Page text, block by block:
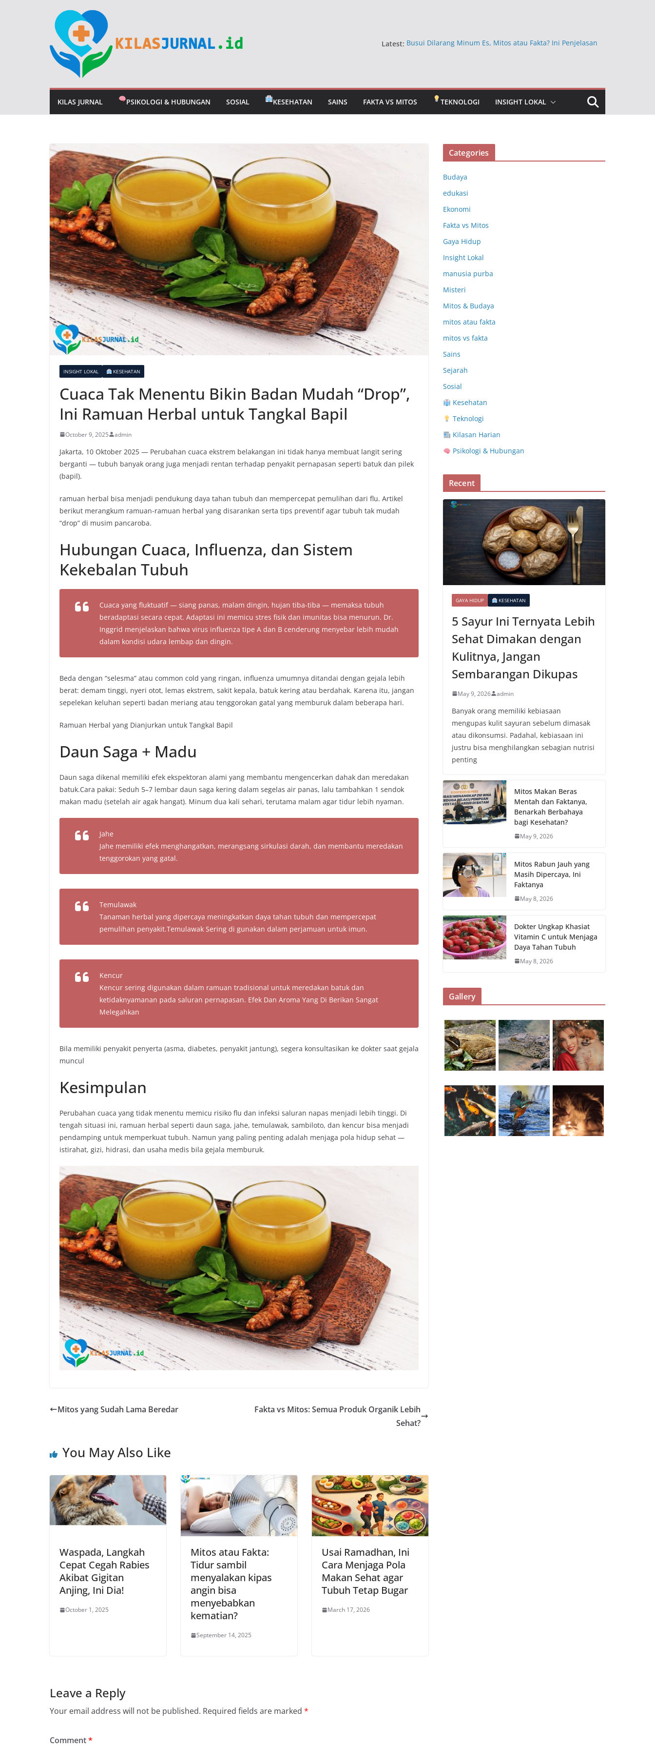
Latest: Busui Dilarang Minum Es, Mitos atau Fakta? Ini Penjelasan
Berbahaya bagi Kesehatan?
Mitos Rabun Jauh yang Masih Dipercaya, Ini Faktanya
Dokter Ungkap Khasiat Vitamin C untuk Menjaga Daya
KILAS JURNAL PSIKOLOGI & HUBUNGAN SOSIAL KESEHATAN SAINS FAKTA VS MITOS TEKNOLOGI INSIGHT LOKAL
INSIGHT LOKAL KESEHATAN
Cuaca Tak Menentu Bikin Badan Mudah “Drop”,
Ini Ramuan Herbal untuk Tangkal Bapil
October 9, 2025 admin
Jakarta, 10 Oktober 2025 — Perubahan cuaca ekstrem belakangan ini tidak hanya membuat langit sering
berganti — tubuh banyak orang juga menjadi rentan terhadap penyakit pernapasan seperti batuk dan pilek
(bapil).
ramuan herbal bisa menjadi pendukung daya tahan tubuh dan mempercepat pemulihan dari flu. Artikel
berikut merangkum ramuan-ramuan herbal yang disarankan serta tips preventif agar tubuh tak mudah
“drop” di musim pancaroba.
Hubungan Cuaca, Influenza, dan Sistem
Kekebalan Tubuh
Cuaca yang fluktuatif — siang panas, malam dingin, hujan tiba-tiba — memaksa tubuh
beradaptasi secara cepat. Adaptasi ini memicu stres fisik dan imunitas bisa menurun. Dr.
Inggrid menjelaskan bahwa virus influenza tipe A dan B cenderung menyebar lebih mudah
dalam kondisi udara lembap dan dingin.
Beda dengan “selesma” atau common cold yang ringan, influenza umumnya ditandai dengan gejala lebih
berat: demam tinggi, nyeri otot, lemas ekstrem, sakit kepala, batuk kering atau berdahak. Karena itu, jangan
sepelekan keluhan seperti badan meriang atau tenggorokan gatal yang memburuk dalam beberapa hari.
Ramuan Herbal yang Dianjurkan untuk Tangkal Bapil
Daun Saga + Madu
Daun saga dikenal memiliki efek ekspektoran alami yang membantu mengencerkan dahak dan meredakan
batuk.Cara pakai: Seduh 5–7 lembar daun saga kering dalam segelas air panas, lalu tambahkan 1 sendok
makan madu (setelah air agak hangat). Minum dua kali sehari, terutama malam agar tidur lebih nyaman.
Jahe
Jahe memiliki efek menghangatkan, merangsang sirkulasi darah, dan membantu meredakan
tenggorokan yang gatal.
Temulawak
Tanaman herbal yang dipercaya meningkatkan daya tahan tubuh dan mempercepat
pemulihan penyakit.Temulawak Sering di gunakan dalam perjamuan untuk imun.
Kencur
Kencur sering digunakan dalam ramuan tradisional untuk meredakan batuk dan
ketidaknyamanan pada saluran pernapasan. Efek Dan Aroma Yang Di Berikan Sangat
Melegahkan
Bila memiliki penyakit penyerta (asma, diabetes, penyakit jantung), segera konsultasikan ke dokter saat gejala
muncul
Kesimpulan
Perubahan cuaca yang tidak menentu memicu risiko flu dan infeksi saluran napas menjadi lebih tinggi. Di
tengah situasi ini, ramuan herbal seperti daun saga, jahe, temulawak, sambiloto, dan kencur bisa menjadi
pendamping untuk memperkuat tubuh. Namun yang paling penting adalah menjaga pola hidup sehat —
istirahat, gizi, hidrasi, dan usaha medis bila gejala memburuk.
Mitos yang Sudah Lama Beredar
Fakta vs Mitos: Semua Produk Organik Lebih
Sehat?
You May Also Like
Waspada, Langkah
Cepat Cegah Rabies
Akibat Gigitan
Anjing, Ini Dia!
October 1, 2025
Mitos atau Fakta:
Tidur sambil
menyalakan kipas
angin bisa
menyebabkan
kematian?
September 14, 2025
Usai Ramadhan, Ini
Cara Menjaga Pola
Makan Sehat agar
Tubuh Tetap Bugar
March 17, 2026
Leave a Reply
Your email address will not be published. Required fields are marked *
Comment*
Categories
Budaya
edukasi
Ekonomi
Fakta vs Mitos
Gaya Hidup
Insight Lokal
manusia purba
Misteri
Mitos & Budaya
mitos atau fakta
mitos vs fakta
Sains
Sejarah
Sosial
Kesehatan
Teknologi
Kilasan Harian
Psikologi & Hubungan
Recent
GAYA HIDUP KESEHATAN
5 Sayur Ini Ternyata Lebih
Sehat Dimakan dengan
Kulitnya, Jangan
Sembarangan Dikupas
May 9, 2026 admin
Banyak orang memiliki kebiasaan
mengupas kulit sayuran sebelum dimasak
atau dikonsumsi. Padahal, kebiasaan ini
justru bisa menghilangkan sebagian nutrisi
penting
Mitos Makan Beras
Mentah dan Faktanya,
Benarkah Berbahaya
bagi Kesehatan?
May 9, 2026
Mitos Rabun Jauh yang
Masih Dipercaya, Ini
Faktanya
May 8, 2026
Dokter Ungkap Khasiat
Vitamin C untuk Menjaga
Daya Tahan Tubuh
May 8, 2026
Gallery